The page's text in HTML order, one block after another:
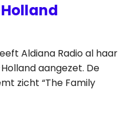
Aldiana Radio al haar
aangezet. De
zicht “The Family